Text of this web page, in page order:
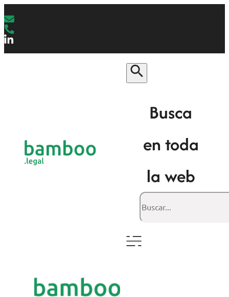
Busca
en toda
la web
Buscar